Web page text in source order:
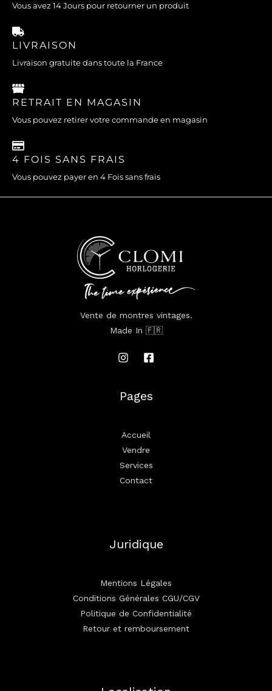
Vous avez 14 Jours pour retourner un produit
LIVRAISON
Livraison gratuite dans toute la France
RETRAIT EN MAGASIN
Vous pouvez retirer votre commande en magasin
4 FOIS SANS FRAIS
Vous pouvez payer en 4 Fois sans frais
Vente de montres vintages.
Made In 🇫🇷
Pages
Accueil
Vendre
Services
Contact
Juridique
Mentions Légales
Conditions Générales CGU/CGV
Politique de Confidentialité
Retour et remboursement